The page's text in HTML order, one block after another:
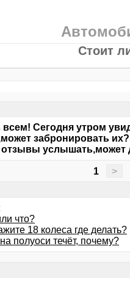
Стоит
Сегодня утром
забронировать их?
услышать,может
1 >
что?
18 колеса где делать?
полуоси течёт, почему?